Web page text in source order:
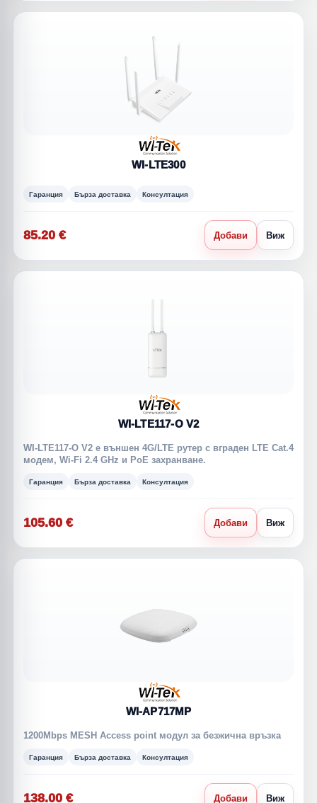
WI-LTE300
Гаранция Бърза доставка Консултация
85.20 € Добави Виж
WI-LTE117-O V2
WI-LTE117-O V2 е външен 4G/LTE рутер с вграден LTE Cat.4
модем, Wi-Fi 2.4 GHz и PoE захранване.
Гаранция Бърза доставка Консултация
105.60 € Добави Виж
WI-AP717MP
1200Mbps MESH Access point модул за безжична връзка
Гаранция Бърза доставка Консултация
138.00 € Добави Виж